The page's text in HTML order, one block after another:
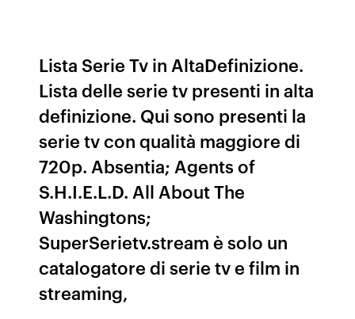
Lista Serie Tv in AltaDefinizione.
Lista delle serie tv presenti in alta
definizione. Qui sono presenti la
serie tv con qualità maggiore di
720p. Absentia; Agents of
S.H.I.E.L.D. All About The
Washingtons;
SuperSerietv.stream è solo un
catalogatore di serie tv e film in
streaming,